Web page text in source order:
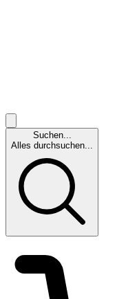
Suchen...
Alles durchsuchen...